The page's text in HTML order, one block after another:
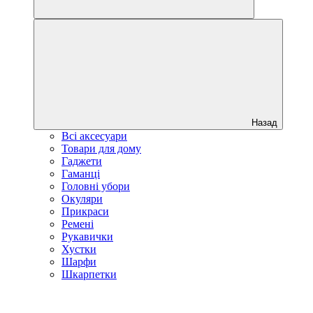
Назад
Всі аксесуари
Товари для дому
Гаджети
Гаманці
Головні убори
Окуляри
Прикраси
Ремені
Рукавички
Хустки
Шарфи
Шкарпетки